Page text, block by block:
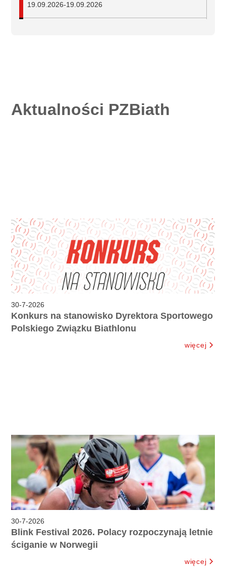
19.09.2026-19.09.2026
Aktualności PZBiath
30-7-2026
Konkurs na stanowisko Dyrektora Sportowego
Polskiego Związku Biathlonu
więcej
30-7-2026
Blink Festival 2026. Polacy rozpoczynają letnie
ściganie w Norwegii
więcej